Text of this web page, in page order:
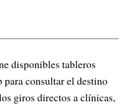
disponibles tableros
consultar el destino
giros directos a clínicas,